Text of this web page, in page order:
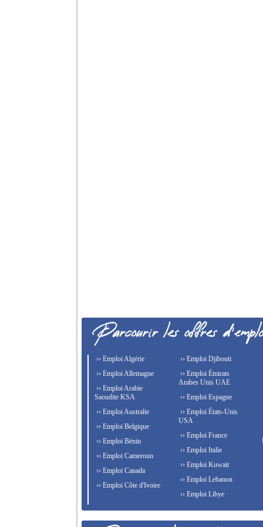
›› Emploi Algérie
›› Emploi Allemagne
›› Emploi Arabie
Saoudite KSA
›› Emploi Australie
›› Emploi Belgique
›› Emploi Bénin
›› Emploi Cameroun
›› Emploi Canada
›› Emploi Côte d'Ivoire
›› Emploi Djibouti
›› Emploi Émirats
Arabes Unis UAE
›› Emploi Espagne
›› Emploi États-Unis
USA
›› Emploi France
›› Emploi Italie
›› Emploi Kuwait
›› Emploi Lebanon
›› Emploi Libye